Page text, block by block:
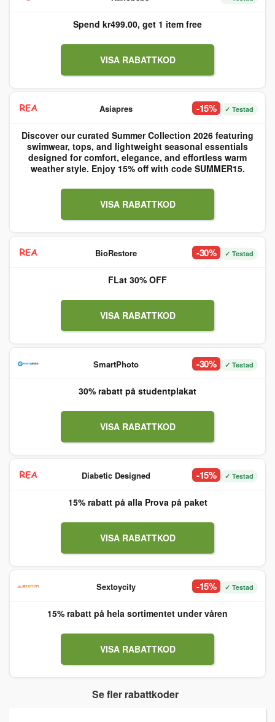
Spend kr499.00, get 1 item free
VISA RABATTKOD
Asiapres -15% ✓ Testad
Discover our curated Summer Collection 2026 featuring
swimwear, tops, and lightweight seasonal essentials
designed for comfort, elegance, and effortless warm
weather style. Enjoy 15% off with code SUMMER15.
VISA RABATTKOD
BioRestore -30% ✓ Testad
FLat 30% OFF
VISA RABATTKOD
SmartPhoto -30% ✓ Testad
30% rabatt på studentplakat
VISA RABATTKOD
Diabetic Designed -15% ✓ Testad
15% rabatt på alla Prova på paket
VISA RABATTKOD
Sextoycity -15% ✓ Testad
15% rabatt på hela sortimentet under våren
VISA RABATTKOD
Se fler rabattkoder